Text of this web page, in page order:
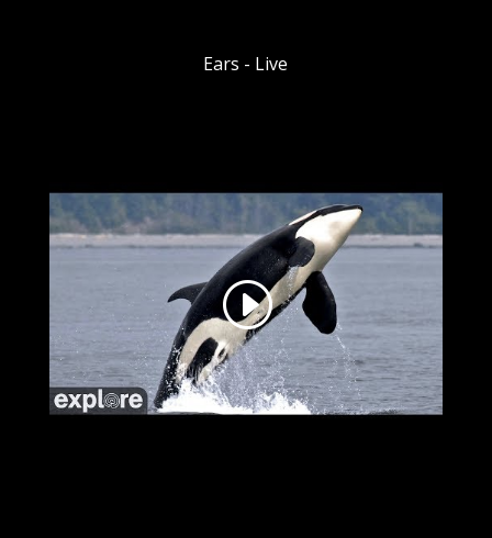
Ears - Live